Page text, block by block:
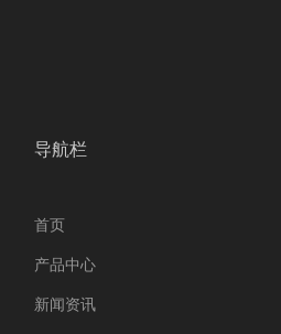
导航栏
首页
产品中心
新闻资讯